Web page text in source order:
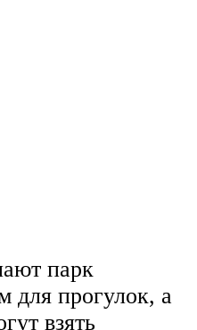
парк
для прогулок, а
взять